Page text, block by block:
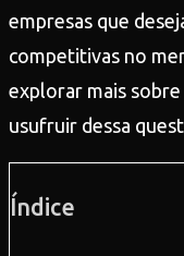
empresas que
competitivas no
explorar mais
usufruir dessa
Índice